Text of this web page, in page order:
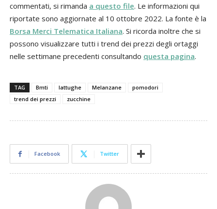
commentati, si rimanda a questo file. Le informazioni qui
riportate sono aggiornate al 10 ottobre 2022. La fonte è la
Borsa Merci Telematica Italiana. Si ricorda inoltre che si
possono visualizzare tutti i trend dei prezzi degli ortaggi
nelle settimane precedenti consultando questa pagina.
TAG Bmti lattughe Melanzane
pomodori
trend dei prezzi
zucchine
Facebook Twitter